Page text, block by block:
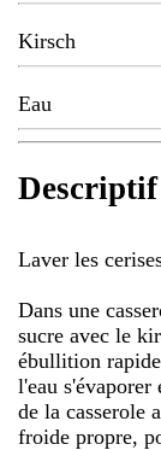
Kirsch
Eau
Descriptif
Laver les
Dans une
sucre avec le
ébullition
l'eau
de la casserole
froide propre,